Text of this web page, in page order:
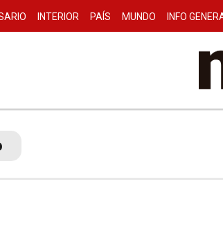
INTERIOR PAÍS MUNDO INFO